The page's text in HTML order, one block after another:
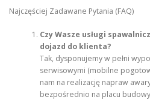
Najczęściej Zadawane Pytania (FAQ)
Czy Wasze usługi
dojazd do klienta?
Tak, dysponujemy w pełni
serwisowymi (mobilne
nam na realizację napraw
bezpośrednio na placu